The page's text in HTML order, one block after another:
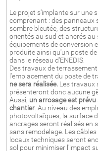
Le projet s'implante sur une
comprenant : des panneaux
sombre bleutée, des
orientés au sud et ancrés au
équipements de conversion
produite ainsi qu'un poste
dans le réseau d'ENEDIS.
Des travaux de
l'emplacement du poste de
ne sera réalisée.Les travaux
présenteront donc aucune
Aussi, un arrosage est
chantier. Au niveau des
photovoltaïques, la surface
ancrages seront réalisés en
sans remodelage. Les
locaux techniques seront
sol pour minimiser l'impact